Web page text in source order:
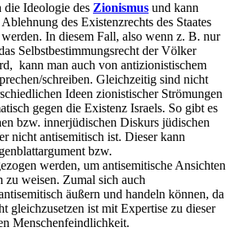
die Ideologie des Zionismus und kann
des Existenzrechts des Staates
In diesem Fall, also wenn z. B. nur
Selbstbestimmungsrecht der Völker
kann man auch von antizionistischem
schreiben. Gleichzeitig sind nicht
Ideen zionistischer Strömungen
gegen die Existenz Israels. So gibt es
bzw. innerjüdischen Diskurs jüdischen
nicht antisemitisch ist. Dieser kann
bzw.
werden, um antisemitische Ansichten
zu weisen. Zumal sich auch
äußern und handeln können, da
gleichzusetzen ist mit Expertise zu dieser
Menschenfeindlichkeit.